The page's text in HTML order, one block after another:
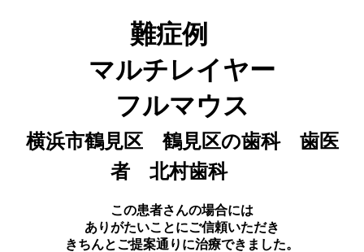
難症例
マルチレイヤー
フルマウス
横浜市鶴見区 鶴見区の歯科 歯医
者 北村歯科
この患者さんの場合には
ありがたいことにご信頼いただき
きちんとご提案通りに治療できました。